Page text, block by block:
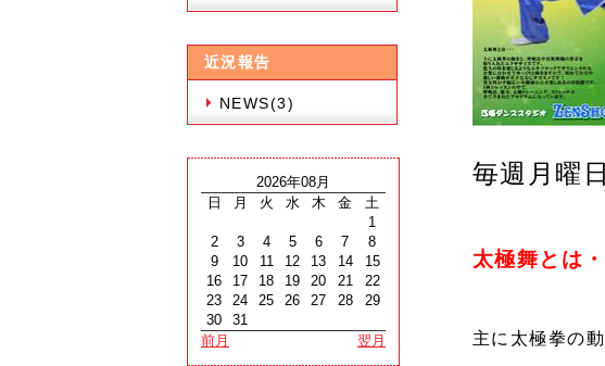
近況報告
NEWS(3)
2026年08月
日
月 火 水 木 金
土
1
2
3 4 5 6 7
8
9
10 11 12 13 14
15
16
17 18 19 20 21
22
23
24 25 26 27 28
29
30
31
前月
翌月
毎週月曜
太極舞とは・
主に太極拳の